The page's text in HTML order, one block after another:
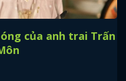
của anh trai Trấn